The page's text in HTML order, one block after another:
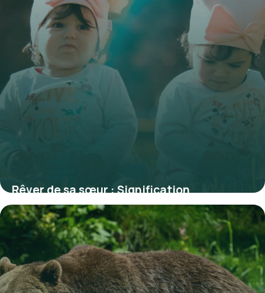
Rêver de sa sœur : Signification
psychologique complète
4 juillet 2026